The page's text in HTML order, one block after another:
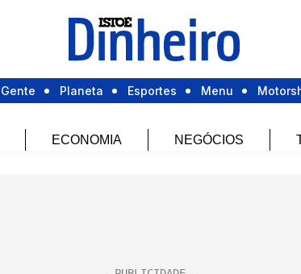
Gente Planeta Esportes Menu
ECONOMIA NEGÓCIOS